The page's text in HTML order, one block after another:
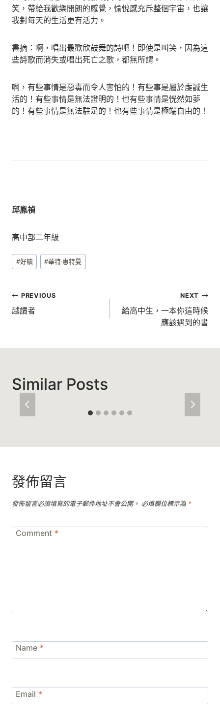
笑，帶給我歡樂開朗的感覺，愉悅感充斥整個宇宙，也讓
我對每天的生活更有活力。
書摘：啊，唱出最歡欣鼓舞的詩吧！即使是叫笑，因為這
些詩歌而消失或唱出死亡之歌，都無所謂。
啊，有些事情是惡毒而令人害怕的！有些事是屬於虔誠生
活的！有些事情是無法證明的！也有些事情是恍然如夢
的！有些事情是無法駐足的！也有些事情是極端自由的！
邱胤禎
高中部二年級
Post
Tags:
#好讀 #華特‧惠特曼
文
章
覽
PREVIOUS
越讀者
NEXT
給高中生，一本你這時候
應該遇到的書
Similar Posts
發佈留言
發佈留言必須填寫的電子郵件地址不會公開。 必填欄位標示為 *
Comment *
Name *
Email *